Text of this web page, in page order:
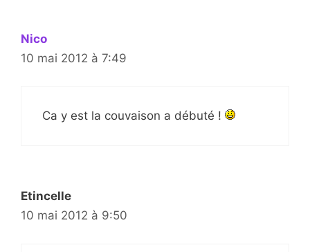
Nico
10 mai 2012 à 7:49
Ca y est la couvaison a débuté !
Etincelle
10 mai 2012 à 9:50